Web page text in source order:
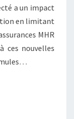
a un impact
en limitant
MHR
ces nouvelles